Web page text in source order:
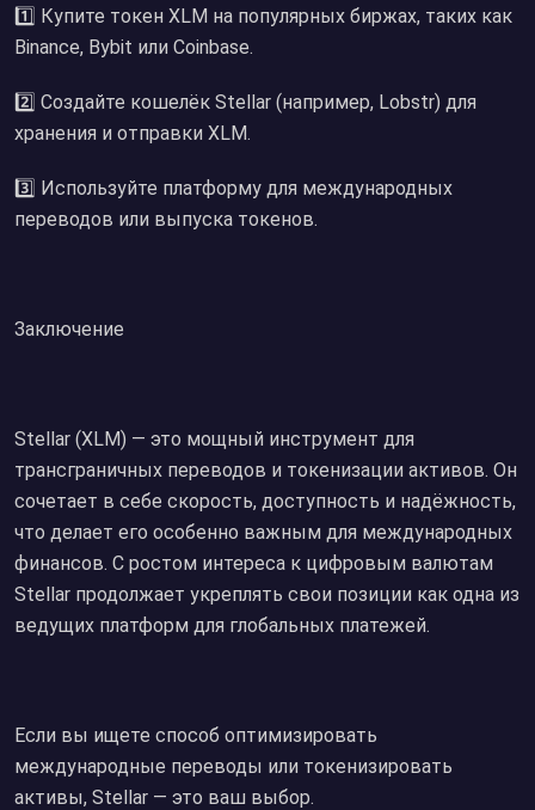
1️⃣ Купите токен XLM на популярных биржах, таких как
Binance, Bybit или Coinbase.
2️⃣ Создайте кошелёк Stellar (например, Lobstr) для
хранения и отправки XLM.
3️⃣ Используйте платформу для международных
переводов или выпуска токенов.
Заключение
Stellar (XLM) — это мощный инструмент для
трансграничных переводов и токенизации активов. Он
сочетает в себе скорость, доступность и надёжность,
что делает его особенно важным для международных
финансов. С ростом интереса к цифровым валютам
Stellar продолжает укреплять свои позиции как одна из
ведущих платформ для глобальных платежей.
Если вы ищете способ оптимизировать
международные переводы или токенизировать
активы, Stellar — это ваш выбор.